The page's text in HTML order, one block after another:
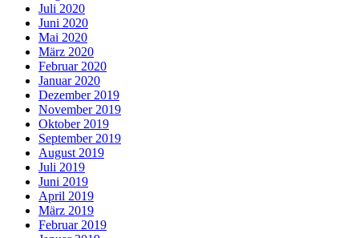
Juli 2020
Juni 2020
Mai 2020
März 2020
Februar 2020
Januar 2020
Dezember 2019
November 2019
Oktober 2019
September 2019
August 2019
Juli 2019
Juni 2019
April 2019
März 2019
Februar 2019